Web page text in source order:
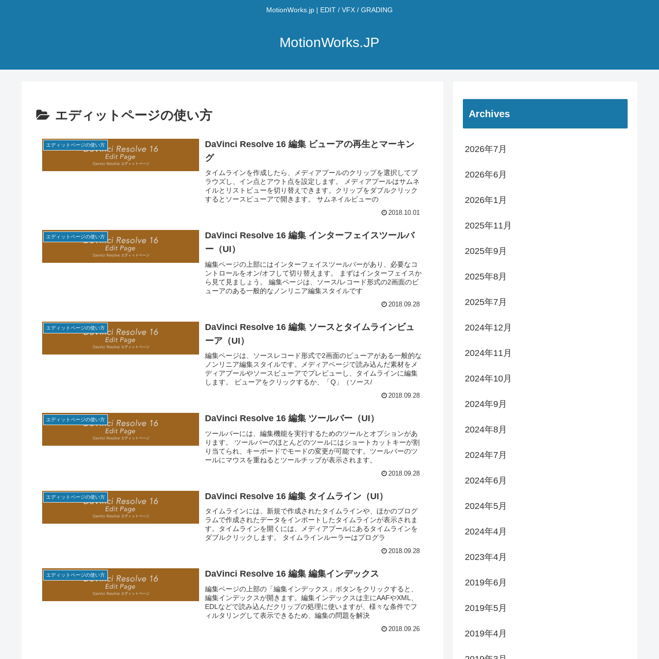
MotionWorks.jp | EDIT / VFX / GRADING
MotionWorks.JP
エディットページの使い方
エディットページの使い方
DaVinci Resolve 16 編集 ビューアの再生とマーキン
グ
タイムラインを作成したら、メディアプールのクリップを選択してブ
ラウズし、イン点とアウト点を設定します。 メディアプールはサムネ
イルとリストビューを切り替えできます。クリップをダブルクリック
するとソースビューアで開きます。 サムネイルビューの
2018.10.01
エディットページの使い方
DaVinci Resolve 16 編集 インターフェイスツールバ
ー（UI）
編集ページの上部にはインターフェイスツールバーがあり、必要なコ
ントロールをオン/オフして切り替えます。 まずはインターフェイスか
ら見て見ましょう。 編集ページは、ソース/レコード形式の2画面のビ
ューアのある一般的なノンリニア編集スタイルです
2018.09.28
エディットページの使い方
DaVinci Resolve 16 編集 ソースとタイムラインビュ
ーア（UI）
編集ページは、ソースレコード形式で2画面のビューアがある一般的な
ノンリニア編集スタイルです。メディアページで読み込んだ素材をメ
ディアプールやソースビューアでプレビューし、タイムラインに編集
します。 ビューアをクリックするか、「Q」（ソース/
2018.09.28
エディットページの使い方 DaVinci Resolve 16 編集 ツールバー（UI）
ツールバーには、編集機能を実行するためのツールとオプションがあ
ります。 ツールバーのほとんどのツールにはショートカットキーが割
り当てられ、キーボードでモードの変更が可能です。ツールバーのツ
ールにマウスを重ねるとツールチップが表示されます。
2018.09.28
エディットページの使い方 DaVinci Resolve 16 編集 タイムライン（UI）
タイムラインには、新規で作成されたタイムラインや、ほかのプログ
ラムで作成されたデータをインポートしたタイムラインが表示されま
す。タイムラインを開くには、メディアプールにあるタイムラインを
ダブルクリックします。 タイムラインルーラーはプログラ
2018.09.28
エディットページの使い方 DaVinci Resolve 16 編集 編集インデックス
編集ページの上部の「編集インデックス」ボタンをクリックすると、
編集インデックスが開きます。編集インデックスは主にAAFやXML、
EDLなどで読み込んだクリップの処理に使いますが、様々な条件でフ
ィルタリングして表示できるため、編集の問題を解決
2018.09.26
Archives
2026年7月
2026年6月
2026年1月
2025年11月
2025年9月
2025年8月
2025年7月
2024年12月
2024年11月
2024年10月
2024年9月
2024年8月
2024年7月
2024年6月
2024年5月
2024年4月
2023年4月
2019年6月
2019年5月
2019年4月